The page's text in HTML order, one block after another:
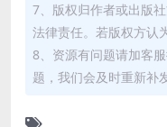
7、版权归作者或出版
法律责任。若版权方认
8、资源有问题请加客
题，我们会及时重新补